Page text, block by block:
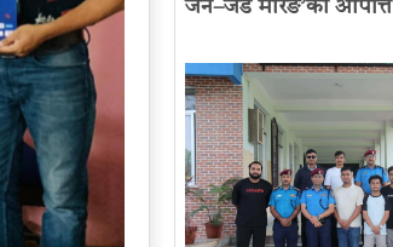
जेन–जेड मोरङ’को आपत्ति